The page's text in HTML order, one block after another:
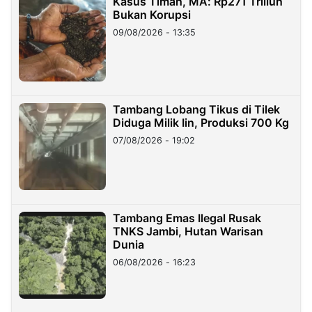
Bukan Korupsi
09/08/2026 - 13:35
Tambang Lobang Tikus di Tilek
Diduga Milik Iin, Produksi 700 Kg
07/08/2026 - 19:02
Tambang Emas Ilegal Rusak
TNKS Jambi, Hutan Warisan
Dunia
06/08/2026 - 16:23